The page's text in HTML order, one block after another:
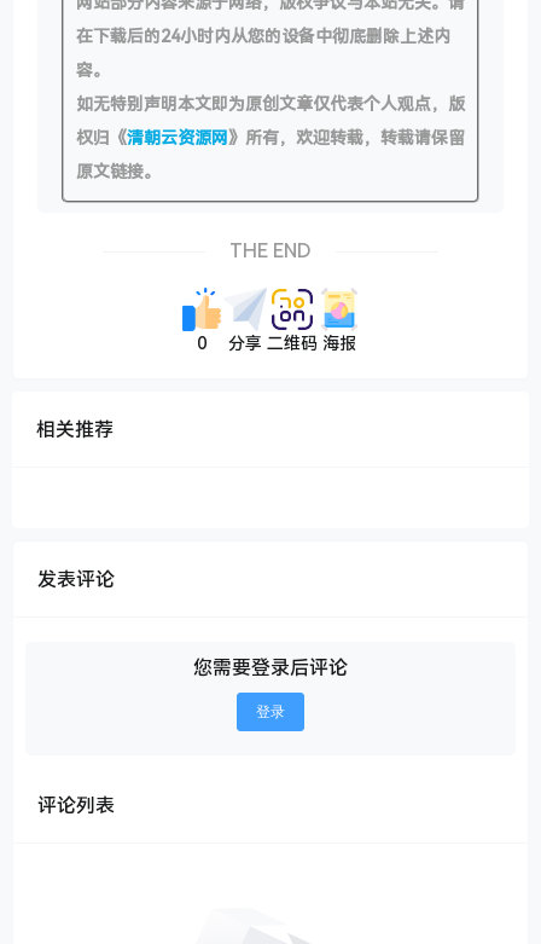
在下载后的24小时内从您的设备中彻底删除上述内
容。
如无特别声明本文即为原创文章仅代表个人观点，版
权归《清朝云资源网》所有，欢迎转载，转载请保留
原文链接。
THE END
0 分享 二维码 海报
相关推荐
发表评论
您需要登录后评论
登录
评论列表